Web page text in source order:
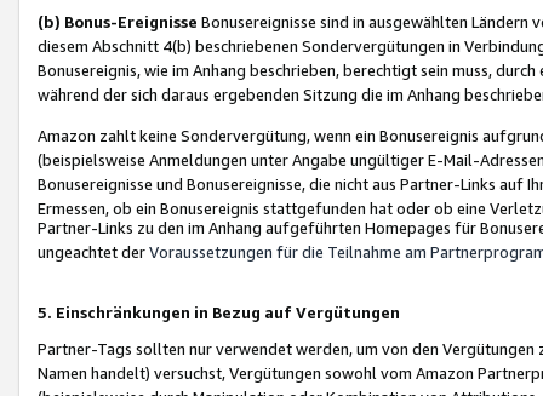
(b) Bonus-Ereignisse Bonusereignisse sind in ausgewählten Ländern
diesem Abschnitt 4(b) beschriebenen Sondervergütungen in
Bonusereignis, wie im Anhang beschrieben, berechtigt sein muss,
während der sich daraus ergebenden Sitzung die im Anhang
Amazon zahlt keine Sondervergütung, wenn ein Bonusereignis
(beispielsweise Anmeldungen unter Angabe ungültiger E-Mail-
Bonusereignisse und Bonusereignisse, die nicht aus Partner-Links auf
Ermessen, ob ein Bonusereignis stattgefunden hat oder ob eine
Partner-Links zu den im Anhang aufgeführten Homepages für
ungeachtet derVoraussetzungen für die Teilnahme am
5. Einschränkungen in Bezug auf Vergütungen
Partner-Tags sollten nur verwendet werden, um von den
Namen handelt) versuchst, Vergütungen sowohl vom Amazon